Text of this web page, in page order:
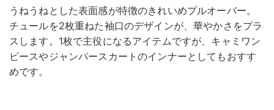
うねうねとした表面感が特徴のきれいめプルオーバー。
チュールを2枚重ねた袖口のデザインが、華やかさをプラ
スします。1枚で主役になるアイテムですが、キャミワン
ピースやジャンパースカートのインナーとしてもおすす
めです。